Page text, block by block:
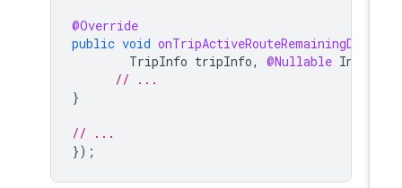
@Override
public void
TripInfo tripInfo, @Nullable
// ...
// ...